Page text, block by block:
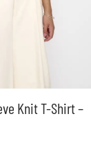
Knit T-Shirt –